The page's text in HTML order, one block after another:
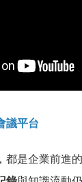
議平台
是企業前進的